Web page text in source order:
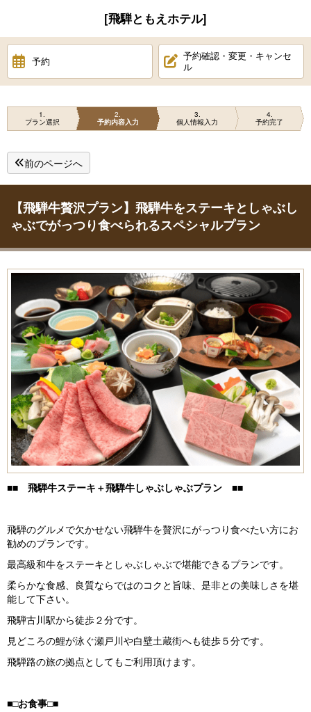
[飛騨ともえホテル]
予約
予約確認・変更・キャンセ
ル
1
プラン選択
2
予約内容入力
3
個人情報入力
4
予約完了
前のページへ
【飛騨牛贅沢プラン】飛騨牛をステーキとしゃぶし
ゃぶでがっつり食べられるスペシャルプラン
■■ 飛騨牛ステーキ＋飛騨牛しゃぶしゃぶプラン ■■
飛騨のグルメで欠かせない飛騨牛を贅沢にがっつり食べたい方にお
勧めのプランです。
最高級和牛をステーキとしゃぶしゃぶで堪能できるプランです。
柔らかな食感、良質ならではのコクと旨味、是非との美味しさを堪
能して下さい。
飛騨古川駅から徒歩２分です。
見どころの鯉が泳ぐ瀬戸川や白壁土蔵街へも徒歩５分です。
飛騨路の旅の拠点としてもご利用頂けます。
■□お食事□■